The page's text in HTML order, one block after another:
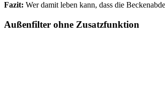
Fazit: Wer damit leben kann, dass die
Außenfilter ohne Zusatzfunktion